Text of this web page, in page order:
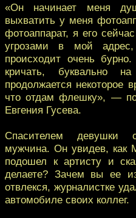
«Он начинает меня
выхватить у меня
фотоаппарат, я его
угрозами в мой
происходит очень
кричать, буквально
продолжается некоторое
что отдам флешку», —
Евгения Гусева.
Спасителем девушки
мужчина. Он увидев, как
подошел к артисту и
делаете? Зачем вы ее
отвлекся, журналистке
автомобиле своих коллег.